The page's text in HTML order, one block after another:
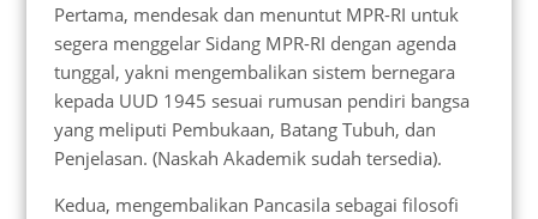
Pertama, mendesak dan menuntut MPR-RI untuk
segera menggelar Sidang MPR-RI dengan agenda
tunggal, yakni mengembalikan sistem bernegara
kepada UUD 1945 sesuai rumusan pendiri bangsa
yang meliputi Pembukaan, Batang Tubuh, dan
Penjelasan. (Naskah Akademik sudah tersedia).
Kedua, mengembalikan Pancasila sebagai filosofi